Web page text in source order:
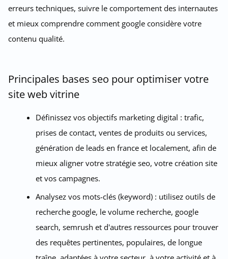
erreurs techniques, suivre le comportement des internautes
et mieux comprendre comment google considère votre
contenu qualité.
Principales bases seo pour optimiser votre
site web vitrine
Définissez vos objectifs marketing digital : trafic,
prises de contact, ventes de produits ou services,
génération de leads en france et localement, afin de
mieux aligner votre stratégie seo, votre création site
et vos campagnes.
Analysez vos mots-clés (keyword) : utilisez outils de
recherche google, le volume recherche, google
search, semrush et d'autres ressources pour trouver
des requêtes pertinentes, populaires, de longue